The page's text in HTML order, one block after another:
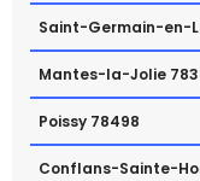
Saint-Germain-en-
Mantes-la-Jolie
Poissy 78498
Conflans-Sainte-